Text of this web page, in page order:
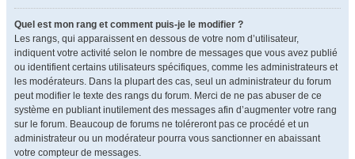
Quel est mon rang et comment puis-je le modifier ?
Les rangs, qui apparaissent en dessous de votre nom d’utilisateur,
indiquent votre activité selon le nombre de messages que vous avez publié
ou identifient certains utilisateurs spécifiques, comme les administrateurs et
les modérateurs. Dans la plupart des cas, seul un administrateur du forum
peut modifier le texte des rangs du forum. Merci de ne pas abuser de ce
système en publiant inutilement des messages afin d’augmenter votre rang
sur le forum. Beaucoup de forums ne toléreront pas ce procédé et un
administrateur ou un modérateur pourra vous sanctionner en abaissant
votre compteur de messages.